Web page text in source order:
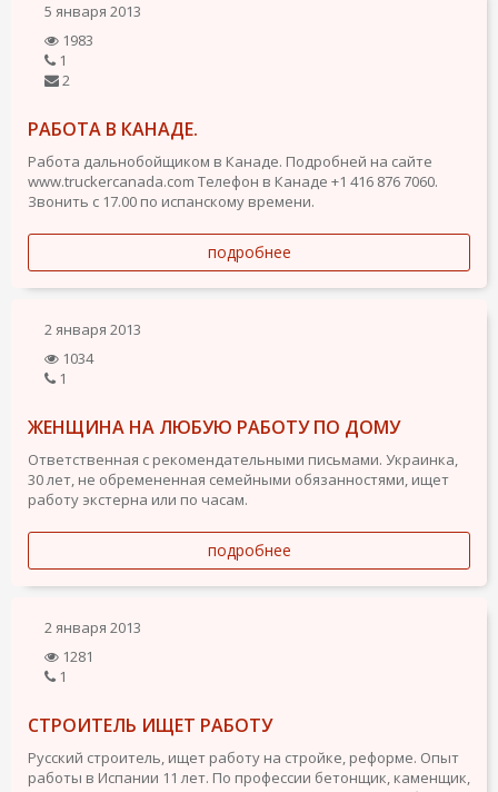
5 января 2013
1983
1
2
РАБОТА В КАНАДЕ.
Работа дальнобойщиком в Канаде. Подробней на сайте
www.truckercanada.com Телефон в Канаде +1 416 876 7060.
Звонить с 17.00 по испанскому времени.
подробнее
2 января 2013
1034
1
ЖЕНЩИНА НА ЛЮБУЮ РАБОТУ ПО ДОМУ
Ответственная с рекомендательными письмами. Украинка,
30 лет, не обремененная семейными обязанностями, ищет
работу экстерна или по часам.
подробнее
2 января 2013
1281
1
СТРОИТЕЛЬ ИЩЕТ РАБОТУ
Русский строитель, ищет работу на стройке, реформе. Опыт
работы в Испании 11 лет. По профессии бетонщик, каменщик,